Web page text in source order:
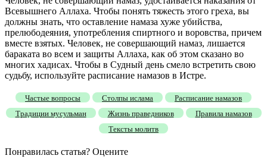
Всевышнего Аллаха. Чтобы понять тяжесть этого греха, вы
должны знать, что оставление намаза хуже убийства,
прелюбодеяния, употребления спиртного и воровства, причем
вместе взятых. Человек, не совершающий намаз, лишается
бараката во всем и защиты Аллаха, как об этом сказано во
многих хадисах. Чтобы в Судный день смело встретить свою
судьбу, используйте расписание намазов в Истре.
Частые вопросы Столпы ислама
Расписание намазов
Традиции мусульман
Жизнь праведников
Правила намазов
Тексты молитв
Понравилась статья? Оцените